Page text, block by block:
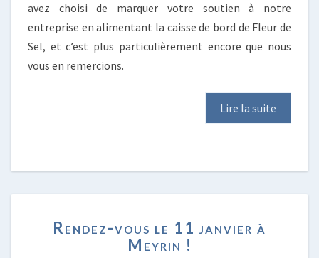
avez choisi de marquer votre soutien à notre
entreprise en alimentant la caisse de bord de Fleur de
Sel, et c’est plus particulièrement encore que nous
vous en remercions.
Lire la suite
VOUS
LE
Rendez-vous le 11 janvier à
Meyrin !